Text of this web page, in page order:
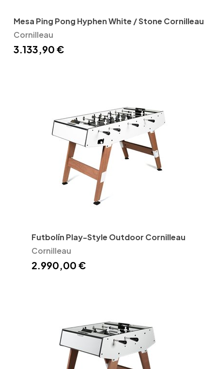
Mesa Ping Pong Hyphen White / Stone Cornilleau
Cornilleau
3.133,90 €
Futbolín Play-Style Outdoor Cornilleau
Cornilleau
2.990,00 €